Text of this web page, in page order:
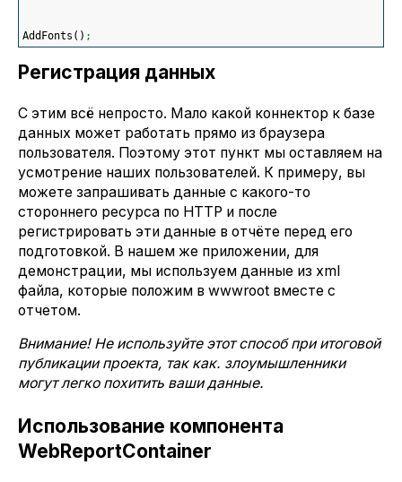
AddFonts ( ) ;
Регистрация данных
С этим всё непросто. Мало какой коннектор к базе
данных может работать прямо из браузера
пользователя. Поэтому этот пункт мы оставляем на
усмотрение наших пользователей. К примеру, вы
можете запрашивать данные с какого-то
стороннего ресурса по HTTP и после
регистрировать эти данные в отчёте перед его
подготовкой. В нашем же приложении, для
демонстрации, мы используем данные из xml
файла, которые положим в wwwroot вместе с
отчетом.
Внимание! Не используйте этот способ при итоговой
публикации проекта, так как. злоумышленники
могут легко похитить ваши данные.
Использование компонента
WebReportContainer